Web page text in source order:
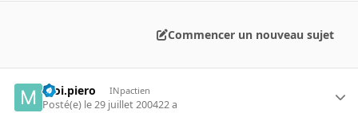
Commencer un nouveau sujet
moi.piero INpactien
Posté(e) le 29 juillet 200422 a